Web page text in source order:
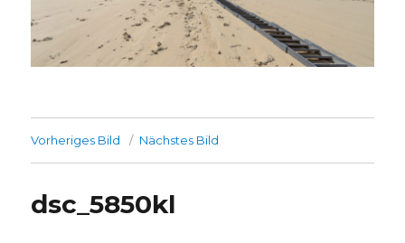
Vorheriges Bild Nächstes Bild
dsc_5850kl